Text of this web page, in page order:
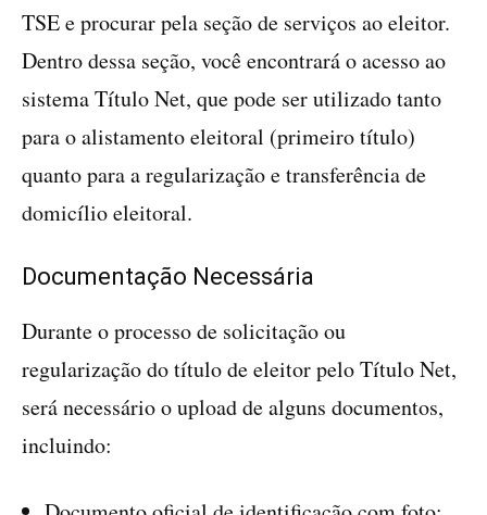
TSE e procurar pela seção de serviços ao eleitor.
Dentro dessa seção, você encontrará o acesso ao
sistema Título Net, que pode ser utilizado tanto
para o alistamento eleitoral (primeiro título)
quanto para a regularização e transferência de
domicílio eleitoral.
Documentação Necessária
Durante o processo de solicitação ou
regularização do título de eleitor pelo Título Net,
será necessário o upload de alguns documentos,
incluindo: